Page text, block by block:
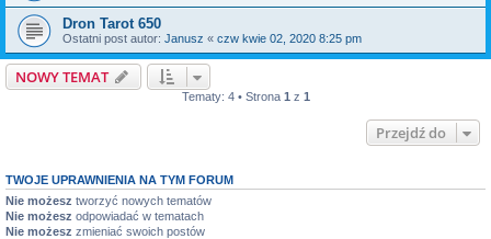
Dron Tarot 650
Ostatni post autor: Janusz « czw kwie 02, 2020 8:25 pm
NOWY TEMAT
Tematy: 4 • Strona 1 z 1
Przejdź do
TWOJE UPRAWNIENIA NA TYM FORUM
Nie możesz tworzyć nowych tematów
Nie możesz odpowiadać w tematach
Nie możesz zmieniać swoich postów